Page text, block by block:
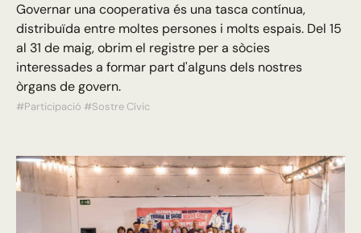
Governar una cooperativa és una tasca contínua,
distribuïda entre moltes persones i molts espais. Del 15
al 31 de maig, obrim el registre per a sòcies
interessades a formar part d'alguns dels nostres
òrgans de govern.
#Participació #Sostre Cívic